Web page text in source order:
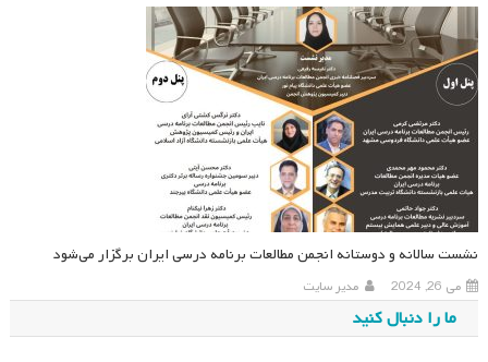
نشست سالانه و دوستانه انجمن مطالعات برنامه درسی ایران برگزار می‌شود
می 26, 2024 مدیر سایت
ما را دنبال کنید